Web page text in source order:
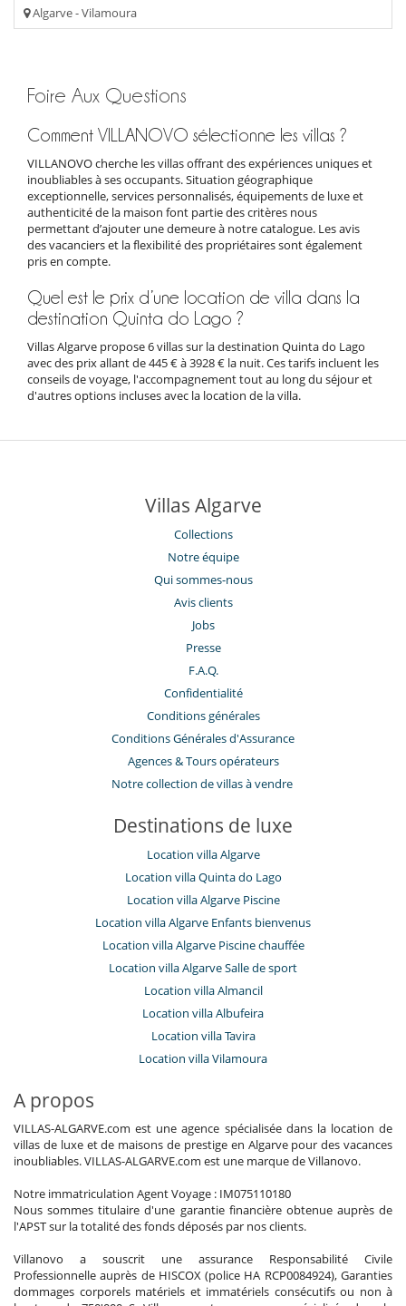
Algarve - Vilamoura
Foire Aux Questions
Comment VILLANOVO sélectionne les villas ?
VILLANOVO cherche les villas offrant des expériences uniques et
inoubliables à ses occupants. Situation géographique
exceptionnelle, services personnalisés, équipements de luxe et
authenticité de la maison font partie des critères nous
permettant d’ajouter une demeure à notre catalogue. Les avis
des vacanciers et la flexibilité des propriétaires sont également
pris en compte.
Quel est le prix d’une location de villa dans la
destination Quinta do Lago ?
Villas Algarve propose 6 villas sur la destination Quinta do Lago
avec des prix allant de 445 € à 3928 € la nuit. Ces tarifs incluent les
conseils de voyage, l'accompagnement tout au long du séjour et
d'autres options incluses avec la location de la villa.
Villas Algarve
Collections
Notre équipe
Qui sommes-nous
Avis clients
Jobs
Presse
F.A.Q.
Confidentialité
Conditions générales
Conditions Générales d'Assurance
​Agences & Tours opérateurs
Notre collection de villas à vendre
Destinations de luxe
Location villa Algarve
Location villa Quinta do Lago
Location villa Algarve Piscine
Location villa Algarve Enfants bienvenus
Location villa Algarve Piscine chauffée
Location villa Algarve Salle de sport
Location villa Almancil
Location villa Albufeira
Location villa Tavira
Location villa Vilamoura
A propos
VILLAS-ALGARVE.com est une agence spécialisée dans la location de
villas de luxe et de maisons de prestige en Algarve pour des vacances
inoubliables. VILLAS-ALGARVE.com est une marque de Villanovo.
Notre immatriculation Agent Voyage : IM075110180
Nous sommes titulaire d'une garantie financière obtenue auprès de
l'APST sur la totalité des fonds déposés par nos clients.
Villanovo a souscrit une assurance Responsabilité Civile
Professionnelle auprès de HISCOX (police HA RCP0084924), Garanties
dommages corporels matériels et immatériels consécutifs ou non à